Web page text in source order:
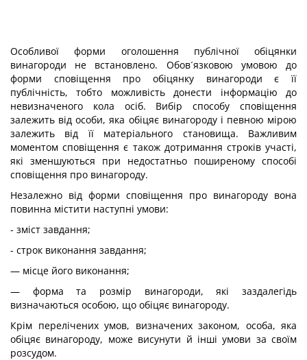
Особливої форми оголошення публічної обіцянки
винагороди не встановлено. Обов´язковою умовою до
форми сповіщення про обіцянку винагороди є її
публічність, тобто можливість донести інформацію до
невизначеного кола осіб. Вибір способу сповіщення
залежить від особи, яка обіцяє винагороду і певною мірою
залежить від її матеріального становища. Важливим
моментом сповіщення є також дотримання строків участі,
які зменшуються при недостатньо поширеному способі
сповіщення про винагороду.
Незалежно від форми сповіщення про винагороду вона
повинна містити наступні умови:
- зміст завдання;
- строк виконання завдання;
— місце його виконання;
— форма та розмір винагороди, які заздалегідь
визначаються особою, що обіцяє винагороду.
Крім перелічених умов, визначених законом, особа, яка
обіцяє винагороду, може висунути й інші умови за своїм
розсудом.